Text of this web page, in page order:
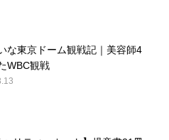
な東京ドーム観戦記｜美容師4
WBC観戦